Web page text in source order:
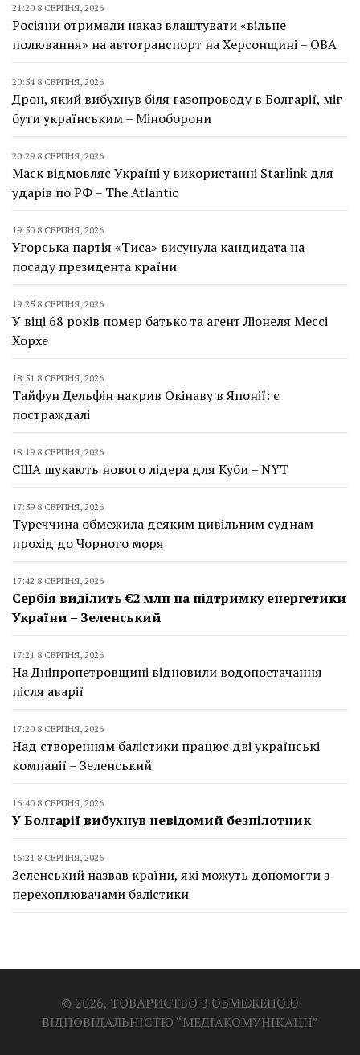
21:20 8 СЕРПНЯ, 2026
Росіяни отримали наказ влаштувати «вільне
полювання» на автотранспорт на Херсонщині – ОВА
20:54 8 СЕРПНЯ, 2026
Дрон, який вибухнув біля газопроводу в Болгарії, міг
бути українським – Міноборони
20:29 8 СЕРПНЯ, 2026
Маск відмовляє Україні у використанні Starlink для
ударів по РФ – The Atlantic
19:50 8 СЕРПНЯ, 2026
Угорська партія «Тиса» висунула кандидата на
посаду президента країни
19:25 8 СЕРПНЯ, 2026
У віці 68 років помер батько та агент Ліонеля Мессі
Хорхе
18:51 8 СЕРПНЯ, 2026
Тайфун Дельфін накрив Окінаву в Японії: є
постраждалі
18:19 8 СЕРПНЯ, 2026
США шукають нового лідера для Куби – NYT
17:59 8 СЕРПНЯ, 2026
Туреччина обмежила деяким цивільним суднам
прохід до Чорного моря
17:42 8 СЕРПНЯ, 2026
Сербія виділить €2 млн на підтримку енергетики
України – Зеленський
17:21 8 СЕРПНЯ, 2026
На Дніпропетровщині відновили водопостачання
після аварії
17:20 8 СЕРПНЯ, 2026
Над створенням балістики працює дві українські
компанії – Зеленський
16:40 8 СЕРПНЯ, 2026
У Болгарії вибухнув невідомий безпілотник
16:21 8 СЕРПНЯ, 2026
Зеленський назвав країни, які можуть допомогти з
перехоплювачами балістики
© 2026, ТОВАРИСТВО З ОБМЕЖЕНОЮ
ВІДПОВІДАЛЬНІСТЮ “МЕДІАКОМУНІКАЦІЇ”